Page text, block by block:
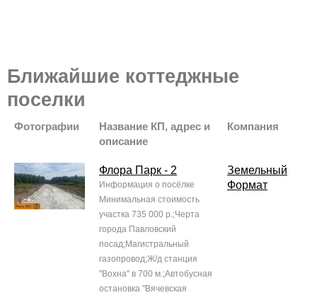
Ближайшие коттеджные
поселки
Фотографии
Название КП, адрес и
описание
Компания
Флора Парк - 2
Информация о посёлке
Минимальная стоимость
участка 735 000 р.;Черта
города Павловский
посад;Магистральный
газопровод;Ж/д станция
"Вохна" в 700 м.;Автобусная
остановка "Вячевская
Земельный
Формат